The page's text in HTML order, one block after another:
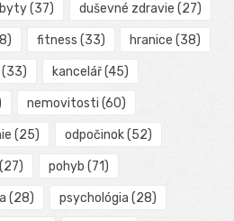
(37) duševné zdravie (27)
fitness (33) hranice (38)
(33) kancelář(45)
nemovitosti (60)
(25) odpočinok(52)
(27) pohyb (71)
(28) psychológia (28)